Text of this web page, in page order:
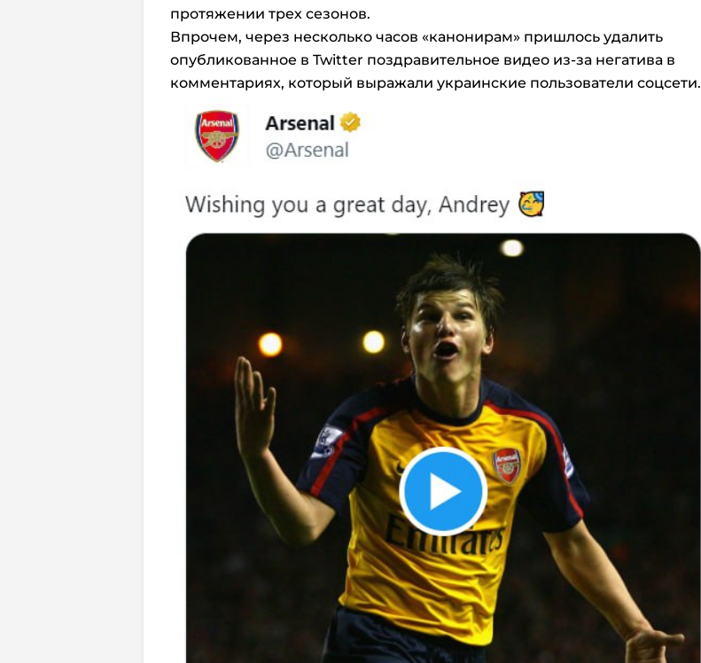
протяжении трех сезонов.
Впрочем, через несколько часов «канонирам» пришлось удалить
опубликованное в Twitter поздравительное видео из-за негатива в
комментариях, который выражали украинские пользователи соцсети.